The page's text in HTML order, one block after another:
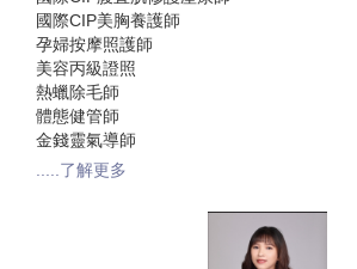
國際CIP美胸養護師
孕婦按摩照護師
美容丙級證照
熱蠟除毛師
體態健管師
金錢靈氣導師
.....了解更多